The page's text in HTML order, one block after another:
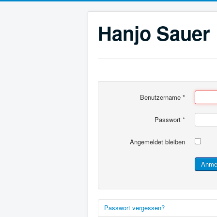
Hanjo Sauer
Benutzername *
Passwort *
Angemeldet bleiben
Passwort vergessen?